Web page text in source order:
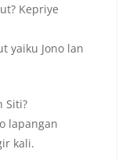
Kepriye
yaiku Jono lan
Siti?
lapangan
kali.